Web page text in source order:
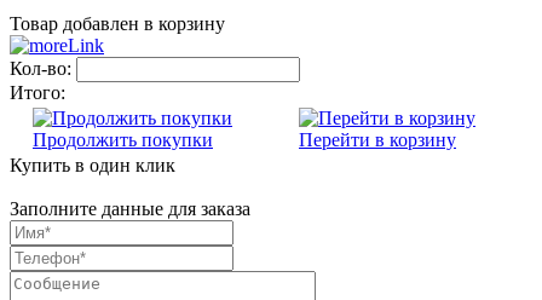
Товар добавлен в корзину
Кол-во:
Итого:
Продолжить покупки
Перейти в корзину
Купить в один клик
Заполните данные для заказа